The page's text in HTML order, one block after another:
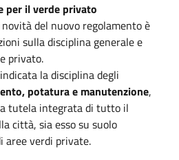
per il verde privato
del nuovo regolamento è
sulla disciplina generale e
privato.
la disciplina degli
potatura e manutenzione,
tutela integrata di tutto il
città, sia esso su suolo
aree verdi private.